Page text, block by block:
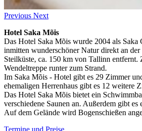
Previous Next
Hotel Saka Mõis
Das Hotel Saka Mõis wurde 2004 als
inmitten wunderschöner Natur direkt an der
Steilküste, ca. 150 km von Tallinn entfernt.
Wendeltreppe runter zum Strand.
Im Saka Mõis - Hotel gibt es 29 Zimmer
ehemaligen Herrenhaus gibt es 12 weitere
Das Hotel Saka Mõis bietet ein
verschiedene Saunen an. Außerdem gibt es
Auf dem Gelände wird Bogenschießen
Termine und Preise